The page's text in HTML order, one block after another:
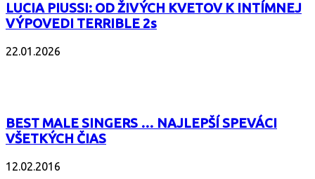
LUCIA PIUSSI: OD ŽIVÝCH KVETOV K INTÍMNEJ
VÝPOVEDI TERRIBLE 2s
22.01.2026
BEST MALE SINGERS … NAJLEPŠÍ SPEVÁCI
VŠETKÝCH ČIAS
12.02.2016